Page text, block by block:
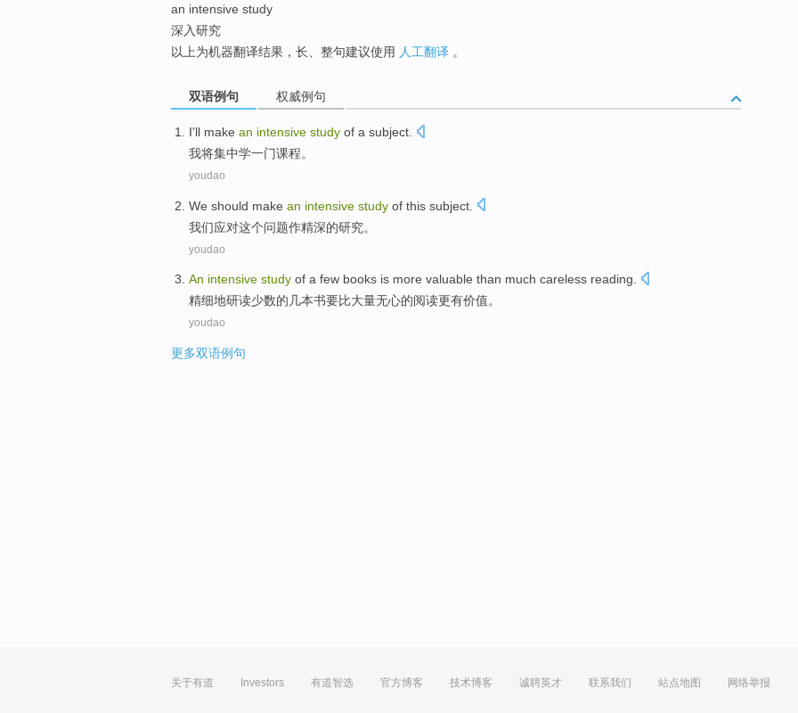
an intensive study
深入研究
以上为机器翻译结果，长、整句建议使用 人工翻译 。
双语例句 权威例句
I'll make an intensive study of a subject
我将集中学一门课程。
youdao
We should make an intensive study of this subject
我们应对这个问题作精深的研究。
youdao
An intensive study of a few books is more valuable than much careless reading.
精细地研读少数的几本书要比大量无心的阅读更有价值。
youdao
更多双语例句
关于有道 Investors 有道智选 官方博客 技术博客 诚聘英才 联系我们 站点地图 网络举报